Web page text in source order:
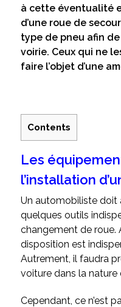
à cette éventualité
d’une roue de
type de pneu afin
voirie. Ceux qui ne
faire l’objet d’une
Contents
Les
l’installation
Un automobiliste doit
quelques outils
changement de roue.
disposition est
Autrement, il faudra
voiture dans la nature
Cependant, ce n’est